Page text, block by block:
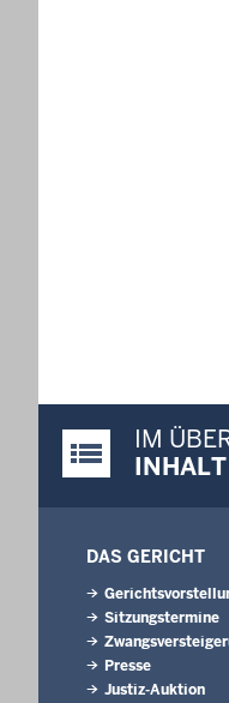
Justiz-Portal im
IM
INHALT
DAS GERICHT
Sitzungstermine
Presse
Justiz-Auktion